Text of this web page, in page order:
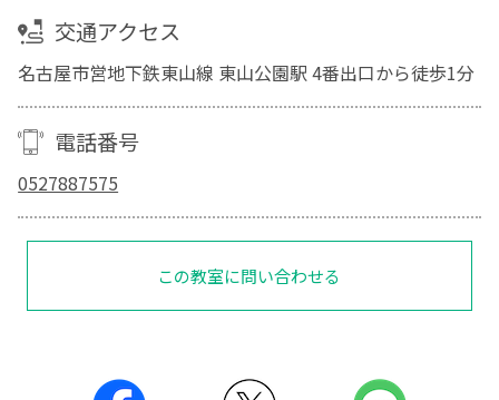
交通アクセス
名古屋市営地下鉄東山線 東山公園駅 4番出口から徒歩1分
電話番号
0527887575
この教室に問い合わせる